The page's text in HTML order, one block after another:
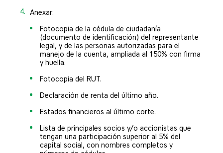
4. Anexar:
Fotocopia de la cédula de ciudadanía
(documento de identificación) del representante
legal, y de las personas autorizadas para el
manejo de la cuenta, ampliada al 150% con firma
y huella.
Fotocopia del RUT.
Declaración de renta del último año.
Estados financieros al último corte.
Lista de principales socios y/o accionistas que
tengan una participación superior al 5% del
capital social, con nombres completos y